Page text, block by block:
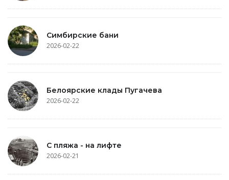
Симбирские бани
2026-02-22
Белоярские клады Пугачева
2026-02-22
С пляжа - на лифте
2026-02-21